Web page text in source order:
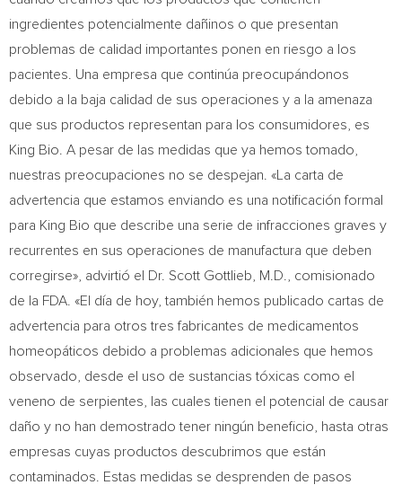
ingredientes potencialmente dañinos o que presentan
problemas de calidad importantes ponen en riesgo a los
pacientes. Una empresa que continúa preocupándonos
debido a la baja calidad de sus operaciones y a la amenaza
que sus productos representan para los consumidores, es
King Bio . A pesar de las medidas que ya hemos tomado,
nuestras preocupaciones no se despejan. «La carta de
advertencia que estamos enviando es una notificación formal
para King Bio que describe una serie de infracciones graves y
recurrentes en sus operaciones de manufactura que deben
corregirse», advirtió el Dr. Scott Gottlieb , M.D., comisionado
de la FDA. «El día de hoy, también hemos publicado cartas de
advertencia para otros tres fabricantes de medicamentos
homeopáticos debido a problemas adicionales que hemos
observado, desde el uso de sustancias tóxicas como el
veneno de serpientes, las cuales tienen el potencial de causar
daño y no han demostrado tener ningún beneficio, hasta otras
empresas cuyas productos descubrimos que están
contaminados. Estas medidas se desprenden de pasos